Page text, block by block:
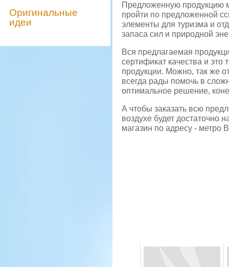
Оригинальные
идеи
Предложенную продукцию
пройти по предложенной
элементы для туризма и
запаса сил и природной
Вся предлагаемая
сертификат качества и это
продукции. Можно, так же
всегда рады помочь в
оптимальное решение,
А чтобы заказать всю
воздухе будет достаточно
магазин по адресу - метро